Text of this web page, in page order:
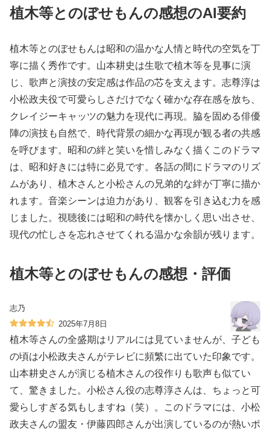
植木等とのぼせもんの感想のAI要約
植木等とのぼせもんは昭和の温かな人情と時代の空気を丁
寧に描く秀作です。山本耕史は生歌で植木等を見事に演
じ、歌声と演技の安定感は作品の芯を支えます。志尊淳は
小松政夫役で可愛らしさだけでなく確かな存在感を放ち、
クレイジーキャッツの魅力を現代に再現。脇を固める俳優
陣の演技も自然で、時代背景の細かな再現が観る者の共感
を呼びます。昭和の絆と笑いを惜しみなく描くこのドラマ
は、昭和好きには特に必見です。各話の間にドラマのリズ
ムがあり、植木さんと小松さんの兄弟的な絆が丁寧に描か
れます。音楽シーンは迫力があり、観客を引き込む力を感
じました。視聴後には昭和の時代を懐かしく思い出させ、
現代の忙しさを忘れさせてくれる温かな余韻が残ります。
植木等とのぼせもんの感想・評価
志乃
2025年7月8日
植木等さんの全盛期はリアルには見ていませんが、子ども
の頃は小松政夫さんがテレビに頻繁に出ていた印象です。
山本耕史さんが演じる植木さんの役作りも歌声も似てい
て、驚きました。小松さん役の志尊淳さんは、ちょっと可
愛らしすぎる気もしますね（笑）。このドラマには、小松
政夫さんの盟友・伊藤四郎さんが出演しているのが熱いポ